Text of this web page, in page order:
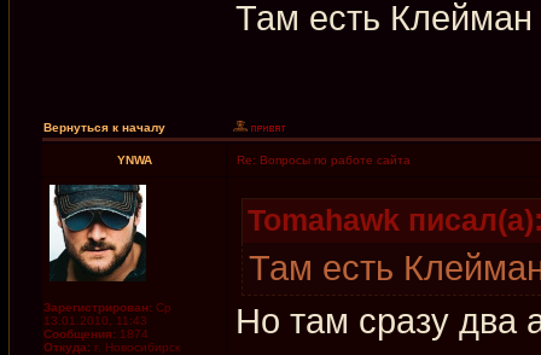
Там есть
Вернуться к началу
YNWA Re: Вопросы по работе сайта
Зарегистрирован: Ср
13.01.2010, 11:43
Сообщения: 1874
Откуда: г. Новосибирск
Tomahawk
Там есть
Но там сразу два